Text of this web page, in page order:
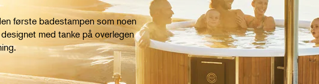
første badestampen som noen
med tanke på overlegen